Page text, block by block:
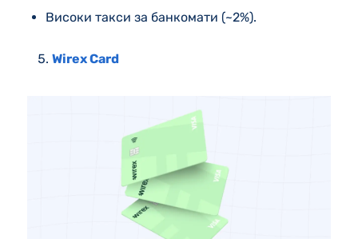
Високи такси за банкомати (~2%).
Wirex Card